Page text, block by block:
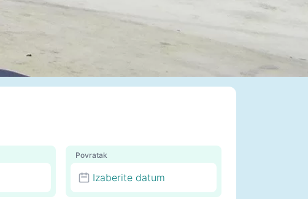
Povratak
Izaberite datum